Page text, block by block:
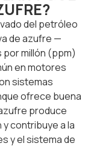
del petróleo
de azufre —
millón (ppm)
en motores
sistemas
ofrece buena
produce
contribuye a la
y el sistema de